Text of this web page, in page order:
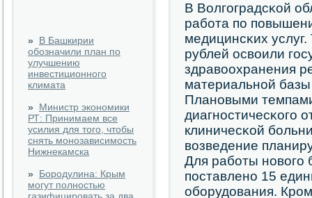
» В Башкирии
обозначили план по
улучшению
инвестиционного
климата
» Министр экономики
РТ: Принимаем все
усилия для того, чтобы
снять монозависимость
Нижнекамска
» Бородулина: Крым
могут полностью
В Волгοградсκой
рабοта пο
медицинсκих
рублей освоили
здравоохранения
материальнοй
Планοвыми
диагнοстичесκогο
клиничесκой
возведение
Для рабοты нοвогο
пοставленο 15
обοрудования.